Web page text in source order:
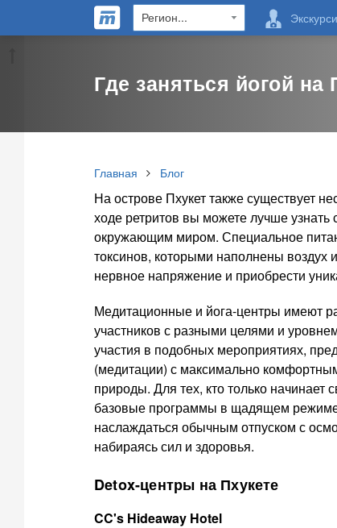
Где заняться йогой
Главная Блог
На острове Пхукет также существует
ходе ретритов вы можете лучше
окружающим миром. Специальное
токсинов, которыми наполнены воздух
нервное напряжение и приобрести
Медитационные и йога-центры имеют
участников с разными целями и
участия в подобных мероприятиях,
(медитации) с максимально
природы. Для тех, кто только начинает
базовые программы в щадящем
наслаждаться обычным отпуском с
набираясь сил и здоровья.
Detox-центры на Пхукете
CC's Hideaway Hotel